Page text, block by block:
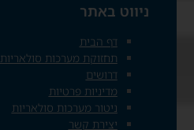
ניווט באתר
דף הבית
תחזוקת מערכות סולאריות
דרושים
מדיניות פרטיות
ניטור מערכות סולאריות
יצירת קשר